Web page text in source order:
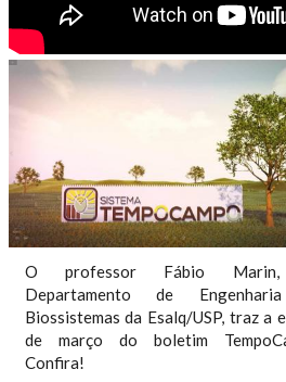
O professor Fábio
Departamento de
Biossistemas da Esalq/USP, traz a
de março do boletim
Confira!